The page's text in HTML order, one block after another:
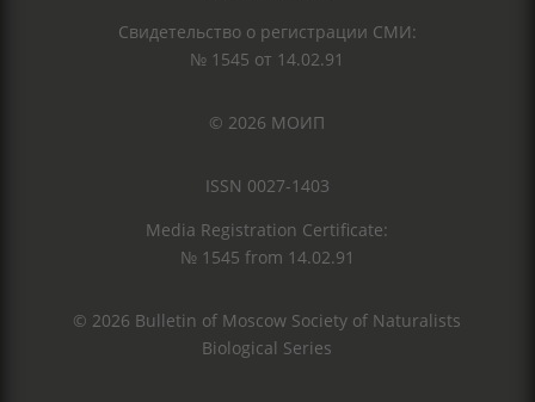
Свидетельство о регистрации СМИ:
№ 1545 от 14.02.91
© 2026 МОИП
ISSN 0027-1403
Media Registration Certificate:
№ 1545 from 14.02.91
© 2026 Bulletin of Moscow Society of Naturalists
Biological Series